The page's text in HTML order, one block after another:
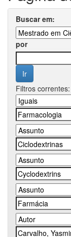
Buscar em:
por
Filtros correntes: